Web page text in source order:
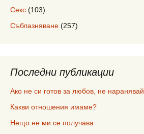
Секс (103)
Съблазняване (257)
Последни публикации
Ако не си готов за любов, не наранявай
Какви отношения имаме?
Нещо не ми се получава